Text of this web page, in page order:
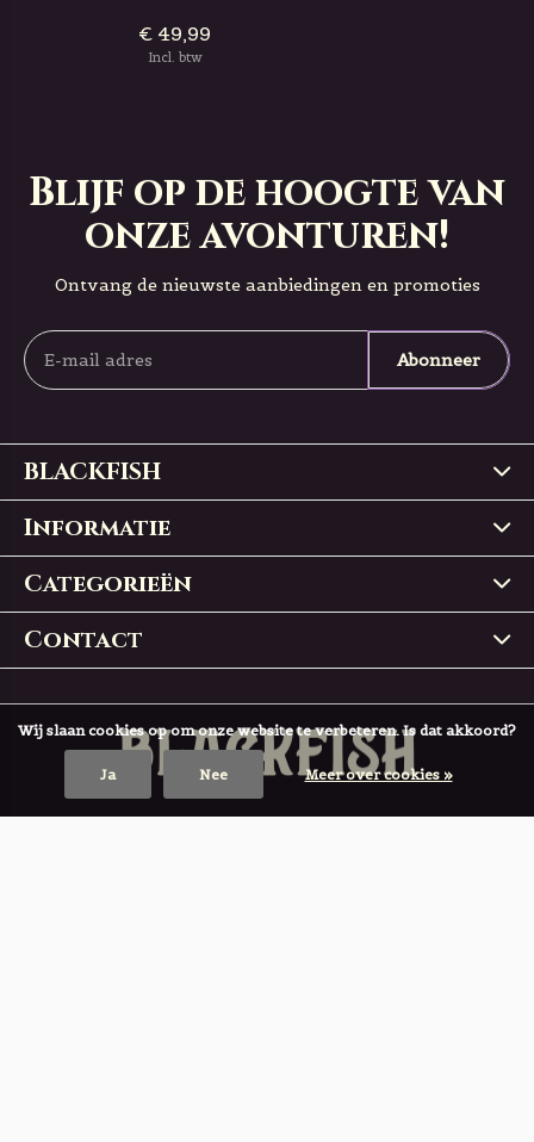
€ 49,99
Incl. btw
Blijf op de hoogte van
onze avonturen!
Ontvang de nieuwste aanbiedingen en promoties
Abonneer
BLACKFISH
Informatie
Categorieën
Contact
Wij slaan cookies op om onze website te verbeteren. Is dat akkoord?
Ja Nee Meer over cookies »